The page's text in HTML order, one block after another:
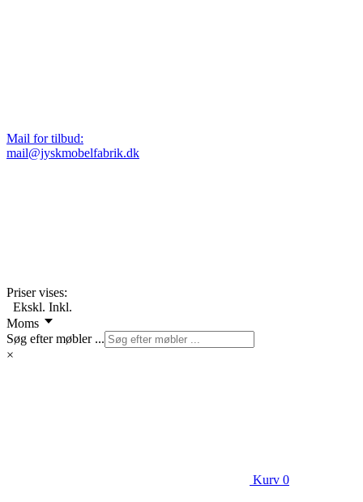
Mail for tilbud:
mail@jyskmobelfabrik.dk
Priser vises:
Ekskl. Inkl.
Moms
Søg efter møbler ...
×
Kurv 0